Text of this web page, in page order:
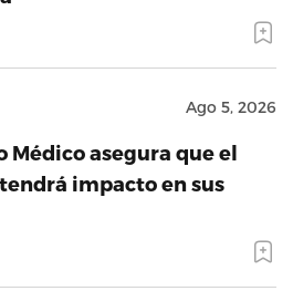
Ago 5, 2026
Médico asegura que el
impacto en sus